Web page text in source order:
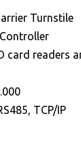
Turnstile
card readers
TCP/IP